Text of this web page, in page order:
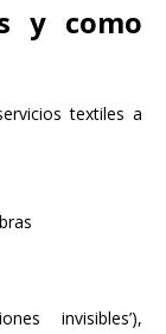
y como
textiles a
invisibles’),